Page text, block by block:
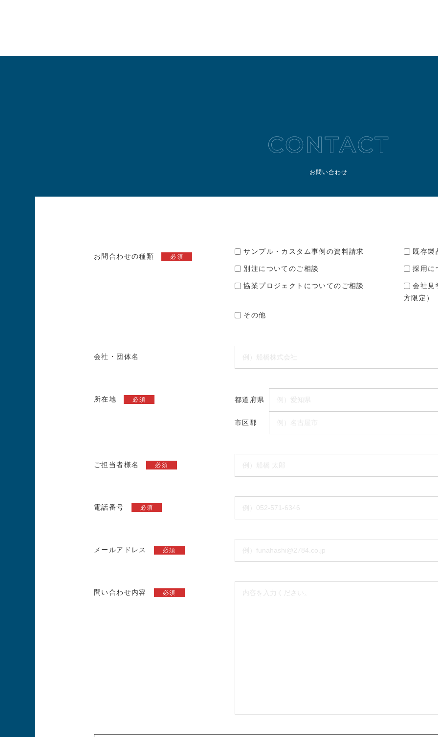
お問い合わせ
お問合わせの種類 必須
サンプル・カスタム事例の資料請求 既存製
別注についてのご相談 採用に
協業プロジェクトについてのご相談
会社見
方限定）
その他
会社・団体名
所在地 必須 都道府県
市区郡
ご担当者様名 必須
電話番号 必須
メールアドレス 必須
問い合わせ内容 必須